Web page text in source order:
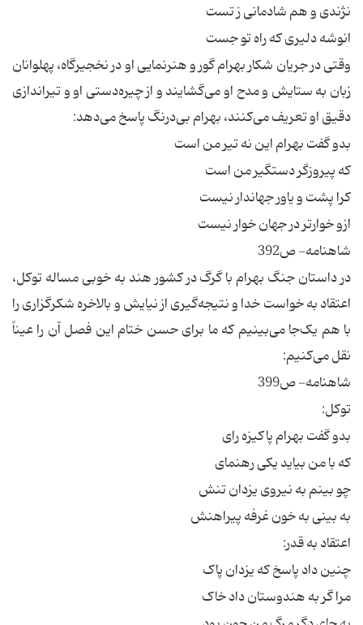
نژندی و هم شادمانی ز تست
انوشه دلیری که راه تو جست
وقتی در جریان شکار بهرام گور و هنرنمایی او در نخجیرگاه، پهلوانان
زبان به ستایش و مدح او می‌گشایند و از چیره‌دستی او و تیراندازی
دقیق او تعریف می‌کنند، بهرام بی‌درنگ پاسخ می‌دهد:
بدو گفت بهرام این نه تیر من است
که پیروزگر دستگیر من است
کرا پشت و یاور جهاندار نیست
ازو خوارتر در جهان خوار نیست
شاهنامه- ص392
در داستان جنگ بهرام با گرگ در کشور هند به خوبی مساله توکل،
اعتقاد به خواست خدا و نتیجه‌گیری از نیایش و بالاخره شکرگزاری را
با هم یک‌جا می‌بینیم که ما برای حسن ختام این فصل آن را عیناً
نقل می‌کنیم:
شاهنامه- ص399
توکل:
بدو گفت بهرام پاکیزه رای
که با من بیاید یکی رهنمای
چو بینم به نیروی یزدان تنش
به بینی به خون غرفه پیراهنش
اعتقاد به قدر:
چنین داد پاسخ که یزدان پاک
مرا گر به هندوستان داد خاک